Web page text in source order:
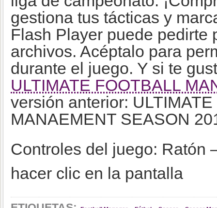
gestiona tus tácticas y
Flash Player puede pedirte
archivos. Acéptalo para
durante el juego. Y si te
ULTIMATE FOOTBALL
versión anterior:
MANAEMENT SEASON
Controles del juego: Ratón
hacer clic en la pantalla